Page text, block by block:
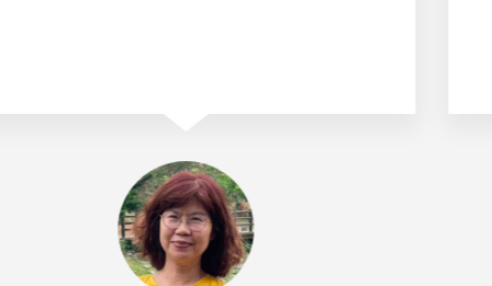
家庭主婦廖小姐
腰臀無法久坐